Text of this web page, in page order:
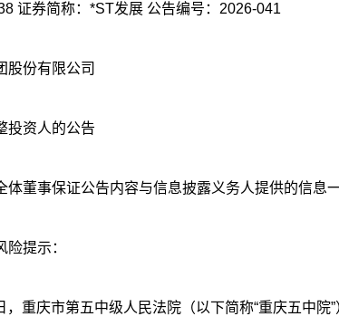
证券简称：*ST发展 公告编号：2026-041
股份有限公司
投资人的公告
体董事保证公告内容与信息披露义务人提供的信息一
提示：
，重庆市第五中级人民法院（以下简称“重庆五中院